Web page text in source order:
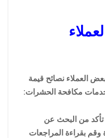
العملاء نصائح قيمة
مكافحة الحشرات:
تأكد من البحث عن
بقراءة المراجعات